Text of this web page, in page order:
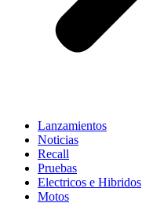
Lanzamientos
Noticias
Recall
Pruebas
Electricos e Hibridos
Motos